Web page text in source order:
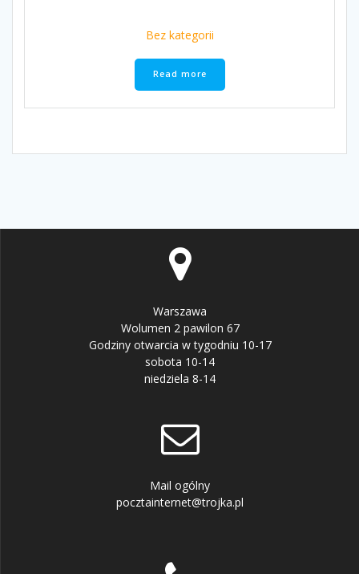
Bez kategorii
Read more
Warszawa
Wolumen 2 pawilon 67
Godziny otwarcia w tygodniu 10-17
sobota 10-14
niedziela 8-14
Mail ogólny
pocztainternet@trojka.pl